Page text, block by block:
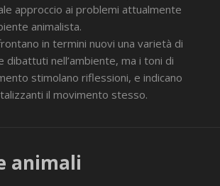
approccio ai problemi attualmente
animalista.
in termini nuovi una varietà di
dibattuti nell’ambiente, ma i toni di
stimolano riflessioni, e indicano
il movimento stesso.
animali